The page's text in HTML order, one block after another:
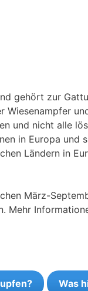
gehört zur
und nicht alle
in Europa und
Ländern in
März-
Mehr
Was